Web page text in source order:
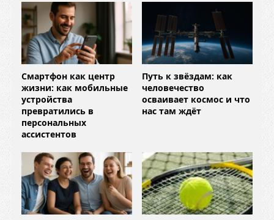
Смартфон как центр
жизни: как мобильные
устройства
превратились в
персональных
ассистентов
Путь к звёздам: как
человечество
осваивает космос и что
нас там ждёт